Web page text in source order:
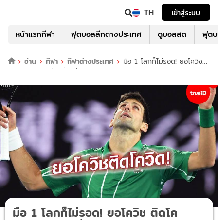
TH เข้าสู่ระบบ
หน้าแรกกีฬา ฟุตบอลลีกต่างประเทศ ดูบอลสด ฟุต
อ่าน กีฬา กีฬาต่างประเทศ
มือ 1 โลกก็ไม่รอด! ยอโควิช
ติดโควิด-19 หลังเพิ่งแข่งเทนนิสรายการพิเศษ
มือ 1 โลกก็ไม่รอด! ยอโควิช ติดโค